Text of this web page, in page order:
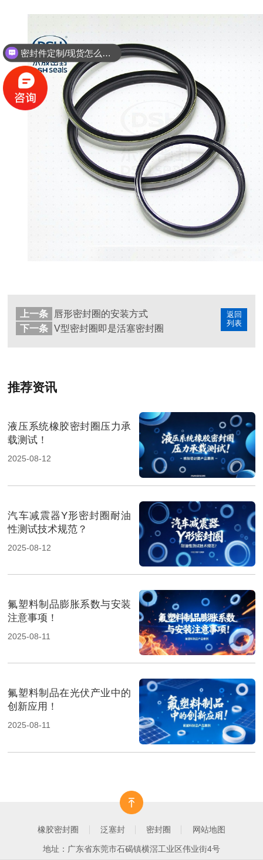
返回
列表
上一条
唇形密封圈的安装方式
下一条
V型密封圈即是活塞密封圈
推荐资讯
液压系统橡胶密封圈压力承
载测试！
2025-08-12
汽车减震器Y形密封圈耐油
性测试技术规范？
2025-08-12
氟塑料制品膨胀系数与安装
注意事项！
2025-08-11
氟塑料制品在光伏产业中的
创新应用！
2025-08-11
橡胶密封圈 泛塞封 密封圈 网站地图
地址：广东省东莞市石碣镇横滘工业区伟业街4号